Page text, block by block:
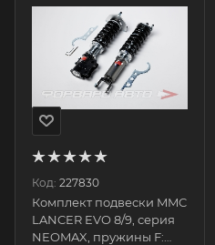
Код: 227830
Комплект подвески MMC
LANCER EVO 8/9, серия
NEOMAX, пружины F: